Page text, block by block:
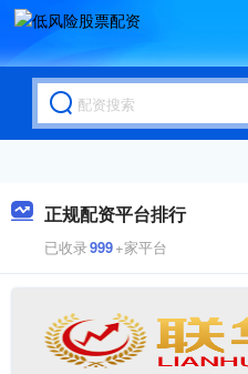
正规配资平台排行
已收录999+家平台